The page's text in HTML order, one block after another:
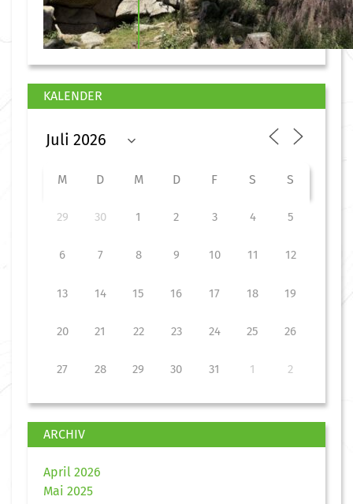
KALENDER
M D M D F S S
29 30 1 2 3 4 5
6 7 8 9 10 11 12
13 14 15 16 17 18 19
20 21 22 23 24 25 26
27 28 29 30 31 1 2
ARCHIV
April 2026
Mai 2025